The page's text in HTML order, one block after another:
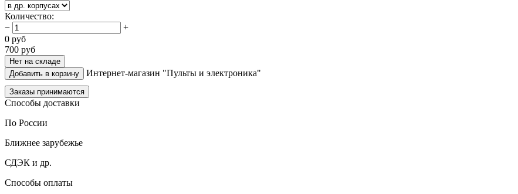
Количество:
−
+
0 руб
700 руб
Нет на складе
Добавить в корзину
Интернет-магазин "Пульты и электроника"
Заказы принимаются
Способы доставки
По России
Ближнее зарубежье
СДЭК и др.
Способы оплаты